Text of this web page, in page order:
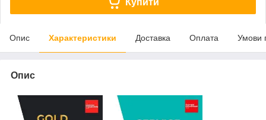
Опис Характеристики Доставка Оплата Умови
Опис